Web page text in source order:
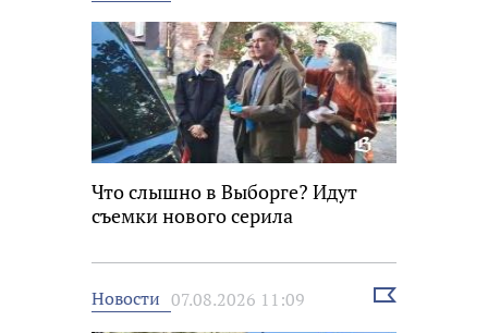
Что слышно в Выборге? Идут
съемки нового серила
Новости 07.08.2026 11:09
Выбрать